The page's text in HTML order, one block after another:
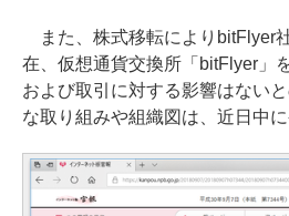
また、株式移転によりbitFlyer
在、仮想通貨交換所「bitFlyer」
および取引に対する影響はない
な取り組みや組織図は、近日中に